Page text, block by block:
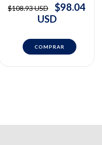
$108.93 USD
$98.04
USD